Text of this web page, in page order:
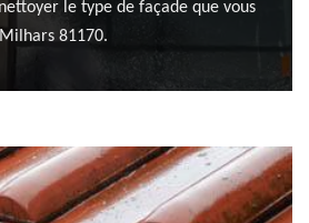
le type de façade que vous
81170.